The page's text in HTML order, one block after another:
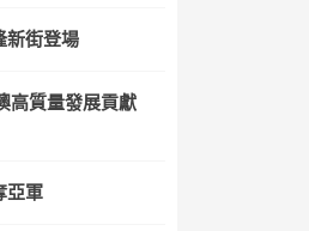
新街登場
高質量發展貢獻
亞軍